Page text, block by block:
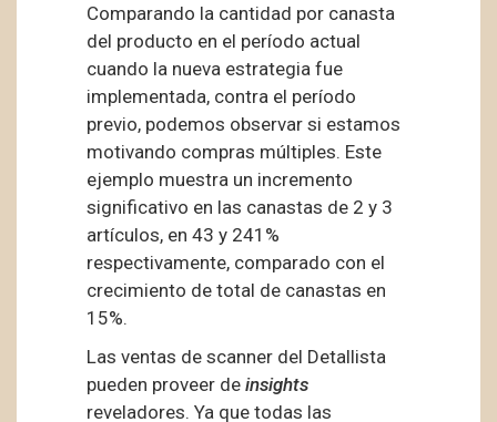
Comparando la cantidad por canasta
del producto en el período actual
cuando la nueva estrategia fue
implementada, contra el período
previo, podemos observar si estamos
motivando compras múltiples. Este
ejemplo muestra un incremento
significativo en las canastas de 2 y 3
artículos, en 43 y 241%
respectivamente, comparado con el
crecimiento de total de canastas en
15%.
Las ventas de scanner del Detallista
pueden proveer deinsights
reveladores. Ya que todas las